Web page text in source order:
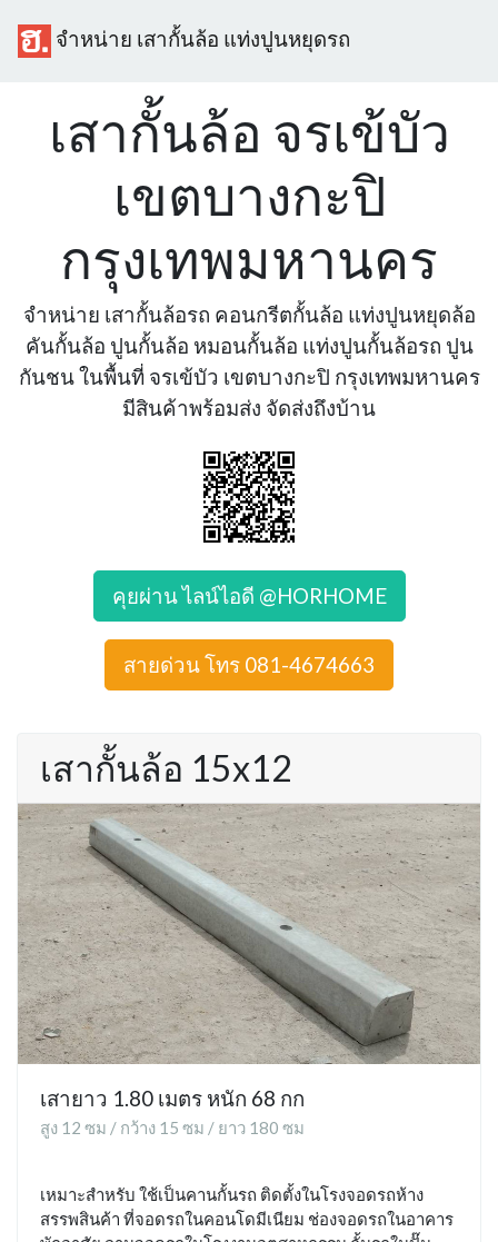
จำหน่าย เสากั้นล้อ แท่งปูนหยุดรถ
เสากั้นล้อ จรเข้บัว
เขตบางกะปิ
กรุงเทพมหานคร
จำหน่าย เสากั้นล้อรถ คอนกรีตกั้นล้อ แท่งปูนหยุดล้อ
คันกั้นล้อ ปูนกั้นล้อ หมอนกั้นล้อ แท่งปูนกั้นล้อรถ ปูน
กันชน ในพื้นที่ จรเข้บัว เขตบางกะปิ กรุงเทพมหานคร
มีสินค้าพร้อมส่ง จัดส่งถึงบ้าน
คุยผ่าน ไลน์ไอดี @HORHOME
สายด่วน โทร 081-4674663
เสากั้นล้อ 15x12
เสายาว 1.80 เมตร หนัก 68 กก
สูง 12 ซม / กว้าง 15 ซม / ยาว 180 ซม
เหมาะสำหรับ ใช้เป็นคานกั้นรถ ติดตั้งในโรงจอดรถห้าง
สรรพสินค้า ที่จอดรถในคอนโดมีเนียม ช่องจอดรถในอาคาร